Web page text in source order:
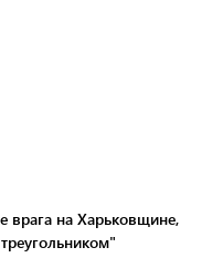
врага на Харьковщине,